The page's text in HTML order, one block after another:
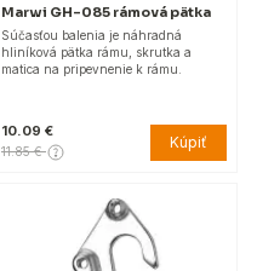
Marwi GH-085 rámová pätka
Súčasťou balenia je náhradná
hliníková pätka rámu, skrutka a
matica na pripevnenie k rámu.
10.09 €
11.85 € Kúpiť